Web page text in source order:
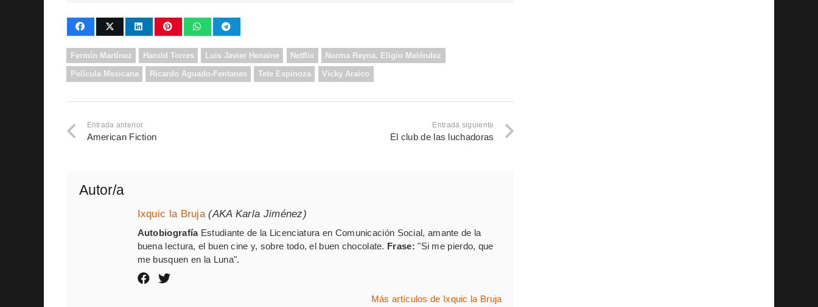
Fermín Martínez Harold Torres Luis Javier Henaine Netflix Norma Reyna. Eligio Meléndez
Película Mexicana Ricardo Aguado-Fentanes Tete Espinoza Vicky Araico
Entrada anterior
American Fiction
Entrada siguiente
El club de las luchadoras
Autor/a
Ixquic la Bruja (AKA Karla Jiménez)
AutobiografíaEstudiante de la Licenciatura en Comunicación Social, amante de la
buena lectura, el buen cine y, sobre todo, el buen chocolate. Frase: "Si me pierdo, que
me busquen en la Luna".
Más artículos de Ixquic la Bruja